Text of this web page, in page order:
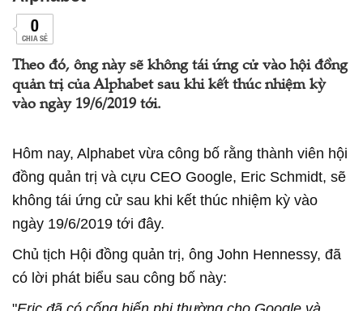
0
CHIA SẺ
Theo đó, ông này sẽ không tái ứng cử vào hội đồng
quản trị của Alphabet sau khi kết thúc nhiệm kỳ
vào ngày 19/6/2019 tới.
Hôm nay, Alphabet vừa công bố rằng thành viên hội
đồng quản trị và cựu CEO Google, Eric Schmidt, sẽ
không tái ứng cử sau khi kết thúc nhiệm kỳ vào
ngày 19/6/2019 tới đây.
Chủ tịch Hội đồng quản trị, ông John Hennessy, đã
có lời phát biểu sau công bố này: